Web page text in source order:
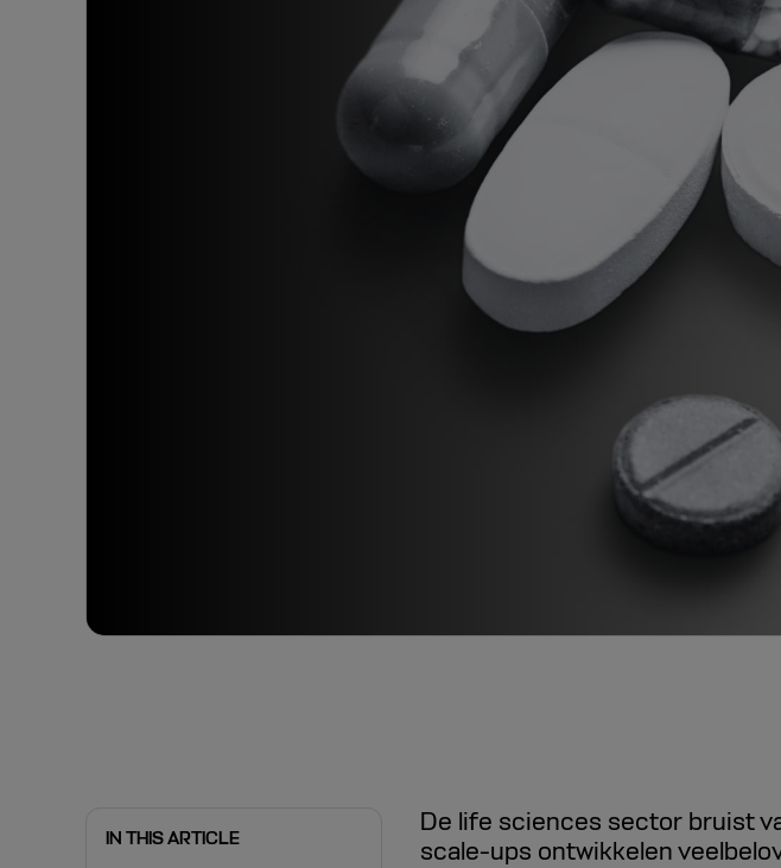
IN THIS ARTICLE
De life sciences sector bruist
scale-ups ontwikkelen